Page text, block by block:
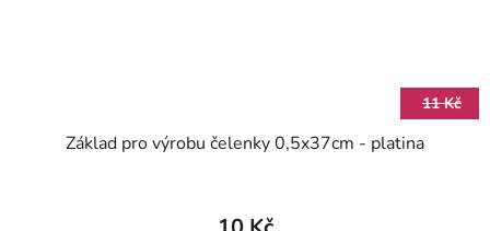
11 Kč
Základ pro výrobu čelenky 0,5x37cm - platina